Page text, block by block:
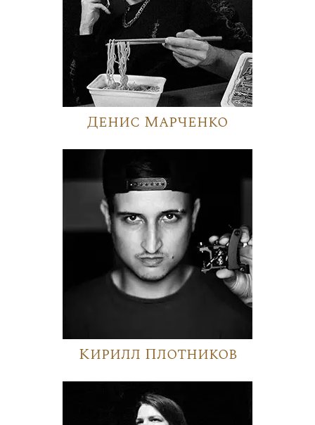
Денис Марченко
Кирилл Плотников